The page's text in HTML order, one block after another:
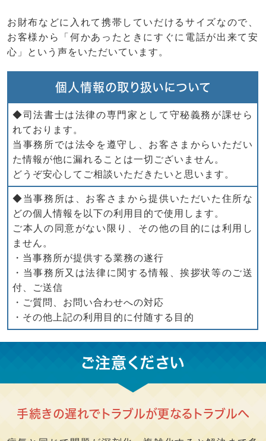
お財布などに入れて携帯していだけるサイズなので、
お客様から「何かあったときにすぐに電話が出来て安
心」という声をいただいています。
個人情報の取り扱いについて
◆司法書士は法律の専門家として守秘義務が課せら
れております。
当事務所では法令を遵守し、お客さまからいただい
た情報が他に漏れることは一切ございません。
どうぞ安心してご相談いただきたいと思います。
◆当事務所は、お客さまから提供いただいた住所な
どの個人情報を以下の利用目的で使用します。
ご本人の同意がない限り、その他の目的には利用し
ません。
・当事務所が提供する業務の遂行
・当事務所又は法律に関する情報、挨拶状等のご送
付、ご送信
・ご質問、お問い合わせへの対応
・その他上記の利用目的に付随する目的
ご注意ください
手続きの遅れでトラブルが更なるトラブルへ